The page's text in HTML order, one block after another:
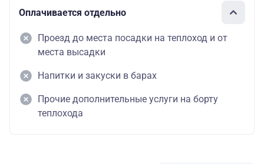
Оплачивается отдельно
Проезд до места посадки на теплоход и от
места высадки
Напитки и закуски в барах
Прочие дополнительные услуги на борту
теплохода